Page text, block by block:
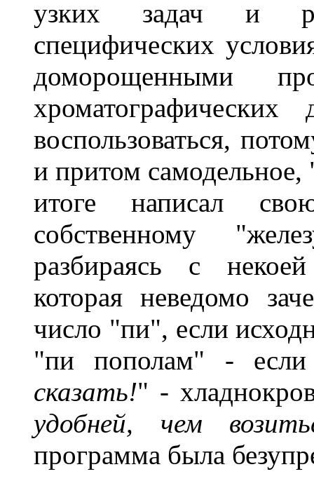
узких задач и
специфических
доморощенными
воспользоваться,
и притом
итоге написал
собственному
разбираясь с
которая неведомо
число "пи", если
"пи пополам" -
сказать!" -
удобней, чем
программа была